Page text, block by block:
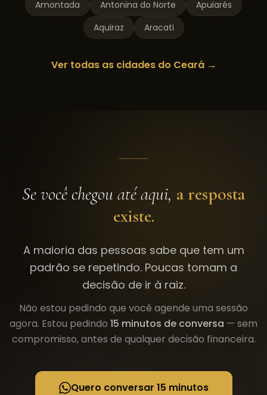
Amontada
Antonina do Norte
Apuiarés
Aquiraz
Aracati
Ver todas as cidades do Ceará→
Se você chegou até aqui, a resposta
existe.
A maioria das pessoas sabe que tem um
padrão se repetindo. Poucas tomam a
decisão de ir à raiz.
Não estou pedindo que você agende uma sessão
agora. Estou pedindo 15 minutos de conversa — sem
compromisso, antes de qualquer decisão financeira.
Quero conversar 15 minutos